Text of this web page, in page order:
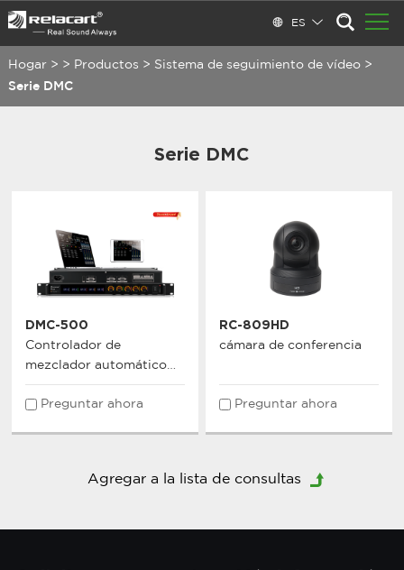
ES
Hogar > > Productos > Sistema de seguimiento de vídeo>
Serie DMC
Serie DMC
DMC-500
Controlador de
mezclador automático
digital
Preguntar ahora
RC-809HD
cámara de conferencia
Preguntar ahora